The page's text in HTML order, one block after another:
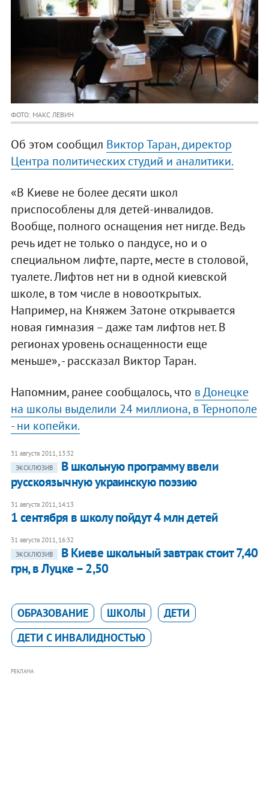
ФОТО: МАКС ЛЕВИН
Об этом сообщил Виктор Таран, директор
Центра политических студий и аналитики.
«В Киеве не более десяти школ
приспособлены для детей-инвалидов.
Вообще, полного оснащения нет нигде. Ведь
речь идет не только о пандусе, но и о
специальном лифте, парте, месте в столовой,
туалете. Лифтов нет ни в одной киевской
школе, в том числе в новооткрытых.
Например, на Княжем Затоне открывается
новая гимназия – даже там лифтов нет. В
регионах уровень оснащенности еще
меньше», - рассказал Виктор Таран.
Напомним, ранее сообщалось, что в Донецке
на школы выделили 24 миллиона, в Тернополе
- ни копейки.
31 августа 2011, 13:32
ЭКСКЛЮЗИВ
В школьную программу ввели
русскоязычную украинскую поэзию
31 августа 2011, 14:13
1 сентября в школу пойдут 4 млн детей
31 августа 2011, 16:32
ЭКСКЛЮЗИВ
В Киеве школьный завтрак стоит 7,40
грн, в Луцке – 2,50
ОБРАЗОВАНИЕ ШКОЛЫ
ДЕТИ
ДЕТИ С ИНВАЛИДНОСТЬЮ
РЕКЛАМА